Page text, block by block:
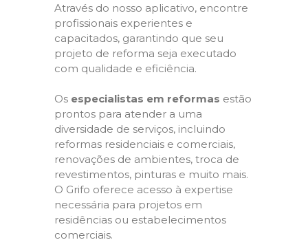
Através do nosso aplicativo, encontre
profissionais experientes e
capacitados, garantindo que seu
projeto de reforma seja executado
com qualidade e eficiência.
Os especialistas em reformas estão
prontos para atender a uma
diversidade de serviços, incluindo
reformas residenciais e comerciais,
renovações de ambientes, troca de
revestimentos, pinturas e muito mais.
O Grifo oferece acesso à expertise
necessária para projetos em
residências ou estabelecimentos
comerciais.